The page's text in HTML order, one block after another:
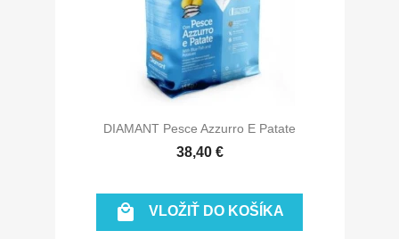
DIAMANT Pesce Azzurro E Patate
38,40 €
 VLOŽIŤ DO KOŠÍKA